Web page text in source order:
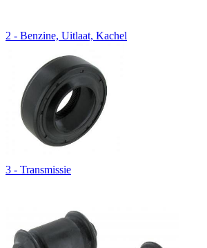
2 - Benzine, Uitlaat, Kachel
3 - Transmissie